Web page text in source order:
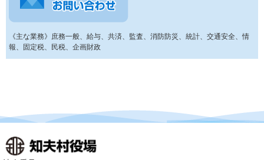
《主な業務》庶務一般、給与、共済、監査、消防防災、統計、交通安全、情
報、固定税、民税、企画財政